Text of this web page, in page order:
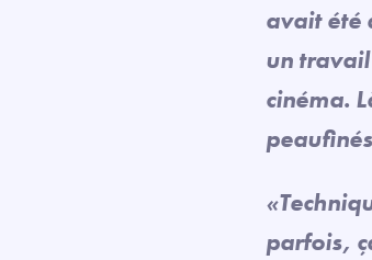
avait été
un
cinéma.
parfois,